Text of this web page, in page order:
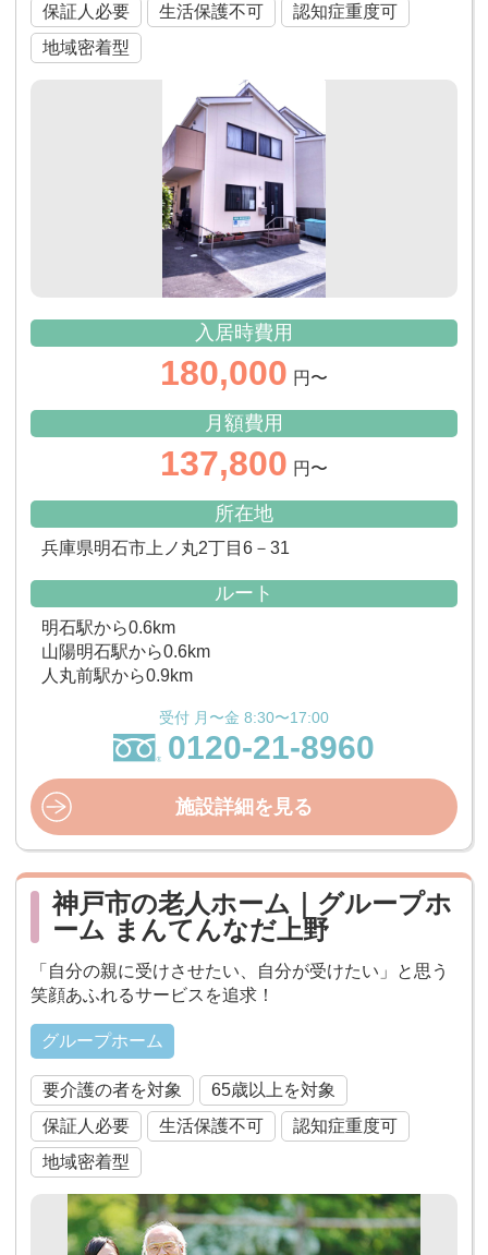
保証人必要
生活保護不可
認知症重度可
地域密着型
入居時費用
180,000 円〜
月額費用
137,800 円〜
所在地
兵庫県明石市上ノ丸2丁目6－31
ルート
明石駅から0.6km
山陽明石駅から0.6km
人丸前駅から0.9km
受付 月〜金 8:30〜17:00
0120-21-8960
施設詳細を見る
神戸市の老人ホーム｜グループホ
ーム まんてんなだ上野
「自分の親に受けさせたい、自分が受けたい」と思う
笑顔あふれるサービスを追求！
グループホーム
要介護の者を対象
65歳以上を対象
保証人必要
生活保護不可
認知症重度可
地域密着型